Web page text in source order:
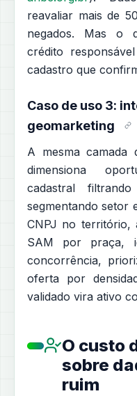
reavaliar mais de
negados. Mas o
crédito
cadastro que
Caso de uso 3:
geomarketing
A mesma camada
dimensiona
cadastral
segmentando setor
CNPJ no território,
SAM por praça,
concorrência,
oferta por
validado vira ativo
O custo
sobre
ruim